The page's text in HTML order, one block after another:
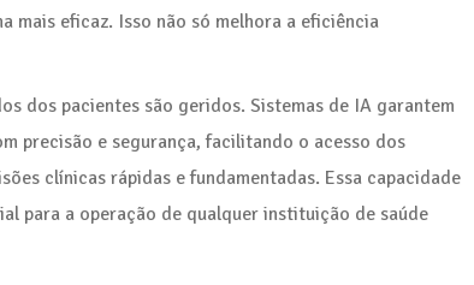
mais eficaz. Isso não só melhora a eficiência
dos pacientes são geridos. Sistemas de IA garantem
precisão e segurança, facilitando o acesso dos
clínicas rápidas e fundamentadas. Essa capacidade
para a operação de qualquer instituição de saúde